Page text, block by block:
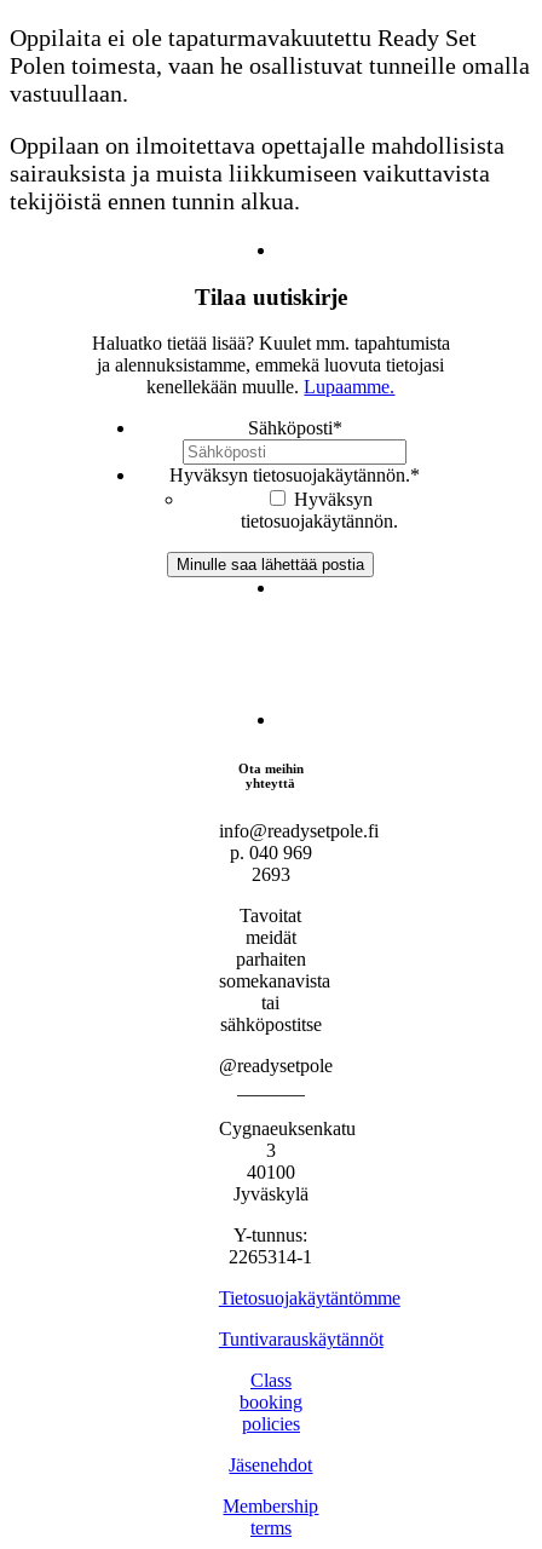
Oppilaita ei ole tapaturmavakuutettu Ready Set
Polen toimesta, vaan he osallistuvat tunneille omalla
vastuullaan.
Oppilaan on ilmoitettava opettajalle mahdollisista
sairauksista ja muista liikkumiseen vaikuttavista
tekijöistä ennen tunnin alkua.
Tilaa uutiskirje
Haluatko tietää lisää? Kuulet mm. tapahtumista
ja alennuksistamme, emmekä luovuta tietojasi
kenellekään muulle.Lupaamme.
Sähköposti*
Hyväksyn tietosuojakäytännön.*
Hyväksyn
tietosuojakäytännön.
Ota meihin
yhteyttä
info@readysetpole.fi
p. 040 969
2693
Tavoitat
meidät
parhaiten
somekanavista
tai
sähköpostitse
@readysetpole
Cygnaeuksenkatu
3
40100
Jyväskylä
Y-tunnus:
2265314-1
Tietosuojakäytäntömme
Tuntivarauskäytännöt
Class
booking
policies
Jäsenehdot
Membership
terms